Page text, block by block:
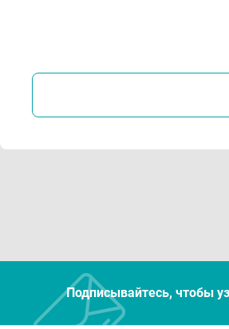
Подписывайтесь, чтобы